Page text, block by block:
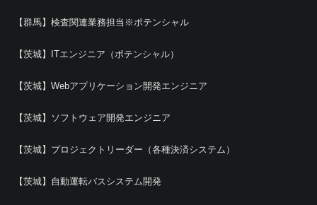
【群馬】検査関連業務担当※ポテンシャル
【茨城】ITエンジニア（ポテンシャル）
【茨城】Webアプリケーション開発エンジニア
【茨城】ソフトウェア開発エンジニア
【茨城】プロジェクトリーダー（各種決済システム）
【茨城】自動運転バスシステム開発